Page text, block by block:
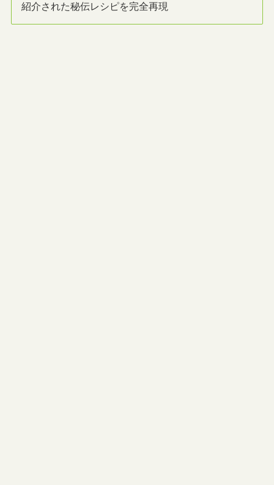
紹介された秘伝レシピを完全再現